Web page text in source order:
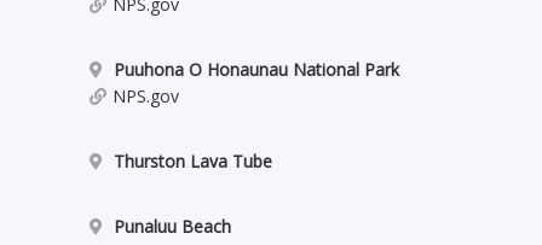
NPS.gov
Puuhona O Honaunau National Park
NPS.gov
Thurston Lava Tube
Punaluu Beach